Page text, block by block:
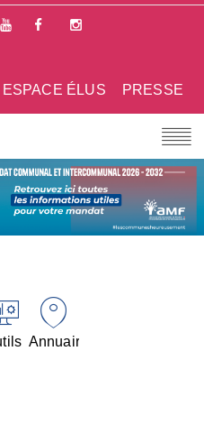
PRESSE
ESPACE ÉLUS
Annuaires